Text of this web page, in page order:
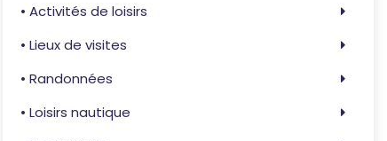
• Activités de loisirs
• Lieux de visites
• Randonnées
• Loisirs nautique